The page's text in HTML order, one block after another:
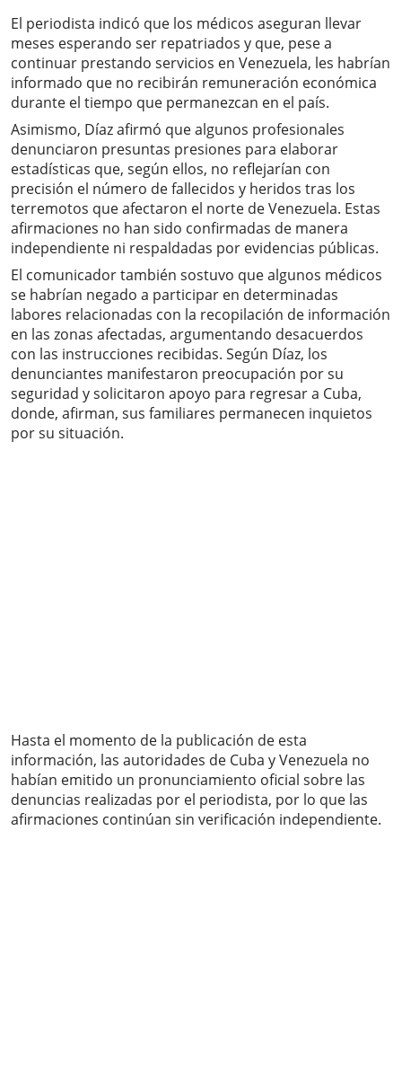
El periodista indicó que los médicos aseguran llevar
meses esperando ser repatriados y que, pese a
continuar prestando servicios en Venezuela, les habrían
informado que no recibirán remuneración económica
durante el tiempo que permanezcan en el país.
Asimismo, Díaz afirmó que algunos profesionales
denunciaron presuntas presiones para elaborar
estadísticas que, según ellos, no reflejarían con
precisión el número de fallecidos y heridos tras los
terremotos que afectaron el norte de Venezuela. Estas
afirmaciones no han sido confirmadas de manera
independiente ni respaldadas por evidencias públicas.
El comunicador también sostuvo que algunos médicos
se habrían negado a participar en determinadas
labores relacionadas con la recopilación de información
en las zonas afectadas, argumentando desacuerdos
con las instrucciones recibidas. Según Díaz, los
denunciantes manifestaron preocupación por su
seguridad y solicitaron apoyo para regresar a Cuba,
donde, afirman, sus familiares permanecen inquietos
por su situación.
Hasta el momento de la publicación de esta
información, las autoridades de Cuba y Venezuela no
habían emitido un pronunciamiento oficial sobre las
denuncias realizadas por el periodista, por lo que las
afirmaciones continúan sin verificación independiente.